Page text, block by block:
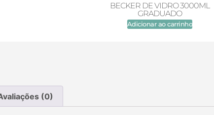
BECKER DE VIDRO 3000ML
GRADUADO
Adicionar ao carrinho
(0)